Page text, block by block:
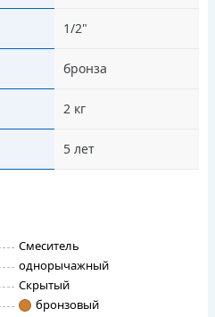
1/2"
бронза
2 кг
5 лет
Смеситель
однорычажный
Скрытый
бронзовый